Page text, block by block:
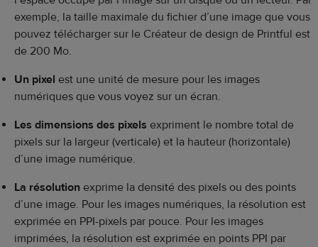
exemple, la taille maximale du fichier d’une image que vous
pouvez télécharger sur le Créateur de design de Printful est
de 200 Mo.
Un pixel est une unité de mesure pour les images
numériques que vous voyez sur un écran.
Les dimensions des pixels expriment le nombre total de
pixels sur la largeur (verticale) et la hauteur (horizontale)
d’une image numérique.
La résolution exprime la densité des pixels ou des points
d’une image. Pour les images numériques, la résolution est
exprimée en PPI-pixels par pouce. Pour les images
imprimées, la résolution est exprimée en points PPI par